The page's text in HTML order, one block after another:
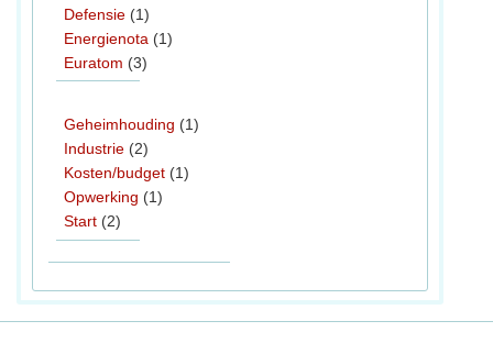
Defensie (1)
Energienota (1)
Euratom (3)
Geheimhouding (1)
Industrie (2)
Kosten/budget (1)
Opwerking (1)
Start (2)